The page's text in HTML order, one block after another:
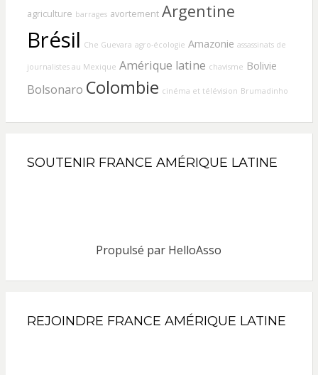
agriculture barrages avortement Argentine
Brésil Che Guevara agro-écologie Amazonie assassinats de
journalistes au Mexique Amérique latine chavisme Bolivie
Bolsonaro Colombie cinéma et télévision Brumadinho
SOUTENIR FRANCE AMÉRIQUE LATINE
Propulsé par HelloAsso
REJOINDRE FRANCE AMÉRIQUE LATINE